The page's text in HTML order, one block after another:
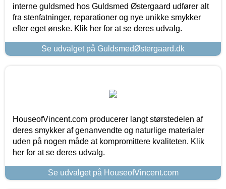
interne guldsmed hos Guldsmed Østergaard udfører alt
fra stenfatninger, reparationer og nye unikke smykker
efter eget ønske. Klik her for at se deres udvalg.
Se udvalget på GuldsmedØstergaard.dk
HouseofVincent.com producerer langt størstedelen af
deres smykker af genanvendte og naturlige materialer
uden på nogen måde at kompromittere kvaliteten. Klik
her for at se deres udvalg.
Se udvalget på HouseofVincent.com